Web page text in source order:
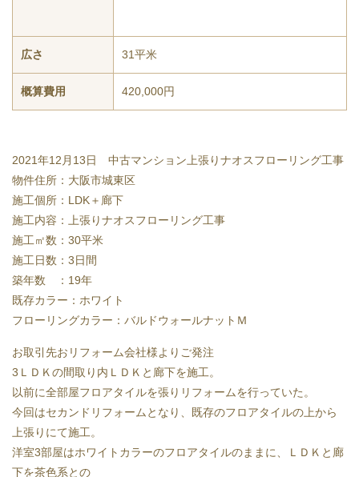
広さ 31平米
概算費用 420,000円
2021年12月13日 中古マンション上張りナオスフローリング工事
物件住所：大阪市城東区
施工個所：LDK＋廊下
施工内容：上張りナオスフローリング工事
施工㎡数：30平米
施工日数：3日間
築年数 ：19年
既存カラー：ホワイト
フローリングカラー：バルドウォールナットＭ
お取引先おリフォーム会社様よりご発注
3ＬＤＫの間取り内ＬＤＫと廊下を施工。
以前に全部屋フロアタイルを張りリフォームを行っていた。
今回はセカンドリフォームとなり、既存のフロアタイルの上から
上張りにて施工。
洋室3部屋はホワイトカラーのフロアタイルのままに、ＬＤＫと廊
下を茶色系との